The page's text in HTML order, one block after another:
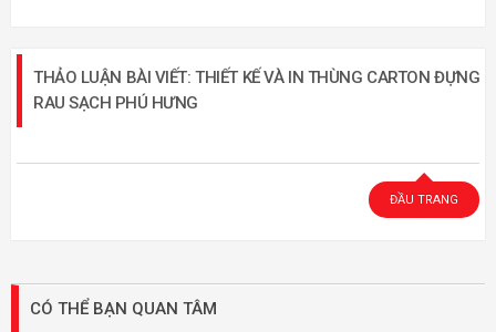
THẢO LUẬN BÀI VIẾT: THIẾT KẾ VÀ IN THÙNG CARTON ĐỰNG
RAU SẠCH PHÚ HƯNG
ĐẦU TRANG
CÓ THỂ BẠN QUAN TÂM